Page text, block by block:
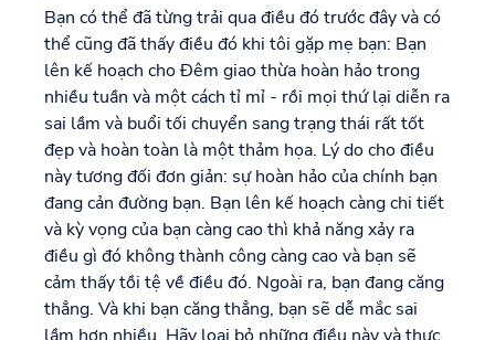
Bạn có thể đã từng trải qua điều đó trước đây và có
thể cũng đã thấy điều đó khi tôi gặp mẹ bạn: Bạn
lên kế hoạch cho Đêm giao thừa hoàn hảo trong
nhiều tuần và một cách tỉ mỉ - rồi mọi thứ lại diễn ra
sai lầm và buổi tối chuyển sang trạng thái rất tốt
đẹp và hoàn toàn là một thảm họa. Lý do cho điều
này tương đối đơn giản: sự hoàn hảo của chính bạn
đang cản đường bạn. Bạn lên kế hoạch càng chi tiết
và kỳ vọng của bạn càng cao thì khả năng xảy ra
điều gì đó không thành công càng cao và bạn sẽ
cảm thấy tồi tệ về điều đó. Ngoài ra, bạn đang căng
thẳng. Và khi bạn căng thẳng, bạn sẽ dễ mắc sai